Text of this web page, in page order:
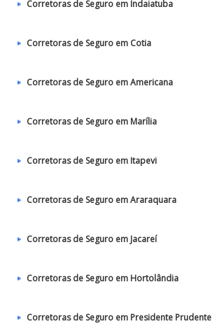
Corretoras de Seguro em Indaiatuba
Corretoras de Seguro em Cotia
Corretoras de Seguro em Americana
Corretoras de Seguro em Marília
Corretoras de Seguro em Itapevi
Corretoras de Seguro em Araraquara
Corretoras de Seguro em Jacareí
Corretoras de Seguro em Hortolândia
Corretoras de Seguro em Presidente Prudente